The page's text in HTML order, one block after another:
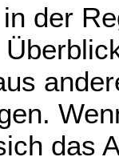
der
das